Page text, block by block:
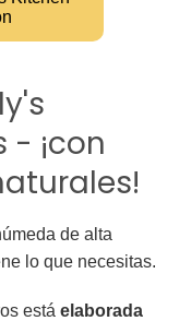
- ¡con
de alta
lo que necesitas.
está elaborada